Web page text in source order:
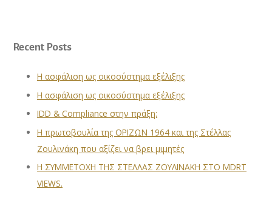
Recent Posts
Η ασφάλιση ως οικοσύστημα εξέλιξης
Η ασφάλιση ως οικοσύστημα εξέλιξης
IDD & Compliance στην πράξη:
Η πρωτοβουλία της ΟΡΙΖΩΝ 1964 και της Στέλλας
Ζουλινάκη που αξίζει να βρει μιμητές
Η ΣΥΜΜΕΤΟΧΗ ΤΗΣ ΣΤΕΛΛΑΣ ΖΟΥΛΙΝΑΚΗ ΣΤΟ MDRT
VIEWS.